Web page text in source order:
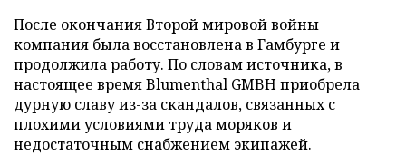
После окончания Второй мировой войны
компания была восстановлена в Гамбурге и
продолжила работу. По словам источника, в
настоящее время Blumenthal GMBH приобрела
дурную славу из-за скандалов, связанных с
плохими условиями труда моряков и
недостаточным снабжением экипажей.